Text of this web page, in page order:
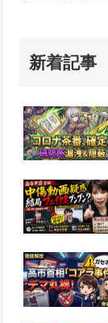
新着記事